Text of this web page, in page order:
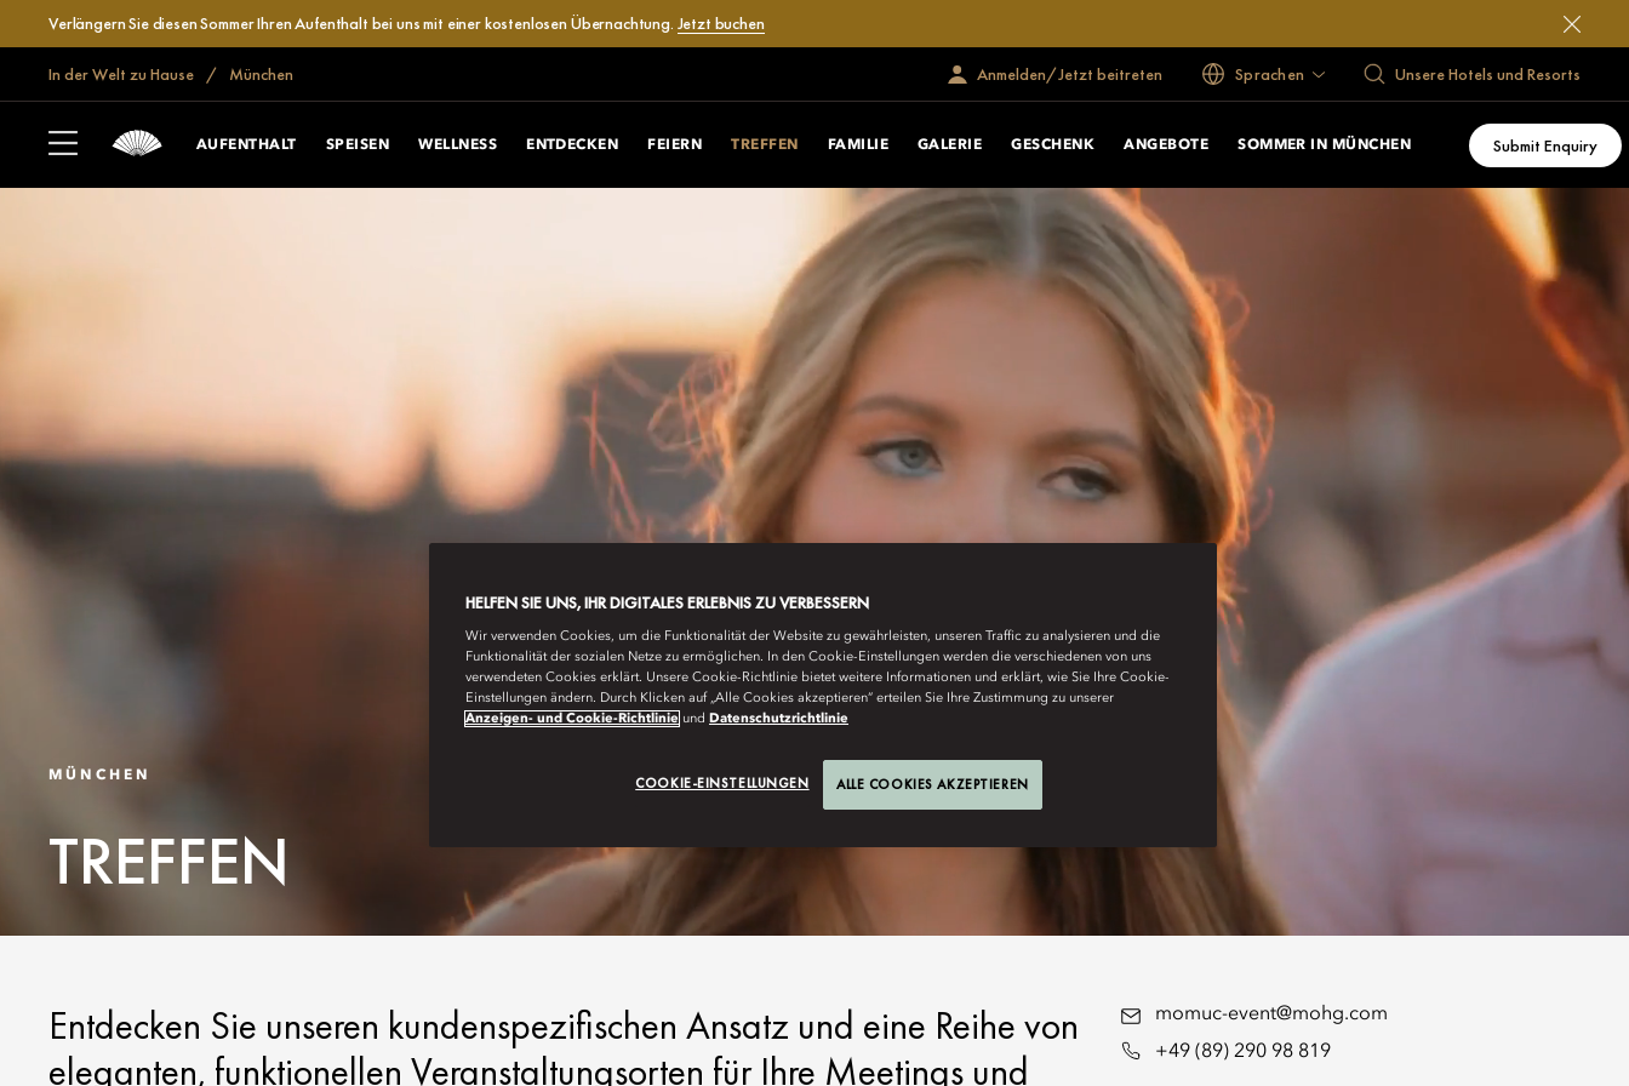
Verlängern Sie diesen Sommer Ihren Aufenthalt bei uns mit einer kostenlosen Übernachtung. Jetzt buchen
In der Welt zu Hause München Anmelden/Jetzt beitreten Sprachen Unsere Hotels und Resorts
AUFENTHALT SPEISEN WELLNESS ENTDECKEN FEIERN TREFFEN FAMILIE GALERIE GESCHENK ANGEBOTE SOMMER IN MÜNCHEN Submit Enquiry
MÜNCHEN
TREFFEN
Entdecken Sie unseren kundenspezifischen Ansatz und eine Reihe von
eleganten, funktionellen Veranstaltungsorten für Ihre Meetings und
momuc-event@mohg.com
+49 (89) 290 98 819
HELFEN SIE UNS, IHR DIGITALES ERLEBNIS ZU VERBESSERN
Wir verwenden Cookies, um die Funktionalität der Website zu gewährleisten, unseren Traffic zu analysieren und die
Funktionalität der sozialen Netze zu ermöglichen. In den Cookie-Einstellungen werden die verschiedenen von uns
verwendeten Cookies erklärt. Unsere Cookie-Richtlinie bietet weitere Informationen und erklärt, wie Sie Ihre Cookie-
Einstellungen ändern. Durch Klicken auf „Alle Cookies akzeptieren“ erteilen Sie Ihre Zustimmung zu unserer
Anzeigen- und Cookie-Richtlinie und Datenschutzrichtlinie
COOKIE-EINSTELLUNGEN ALLE COOKIES AKZEPTIEREN